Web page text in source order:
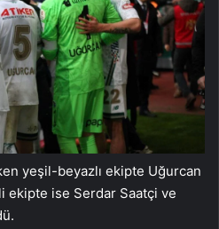
yeşil-beyazlı ekipte Uğurcan
ekipte ise Serdar Saatçi ve